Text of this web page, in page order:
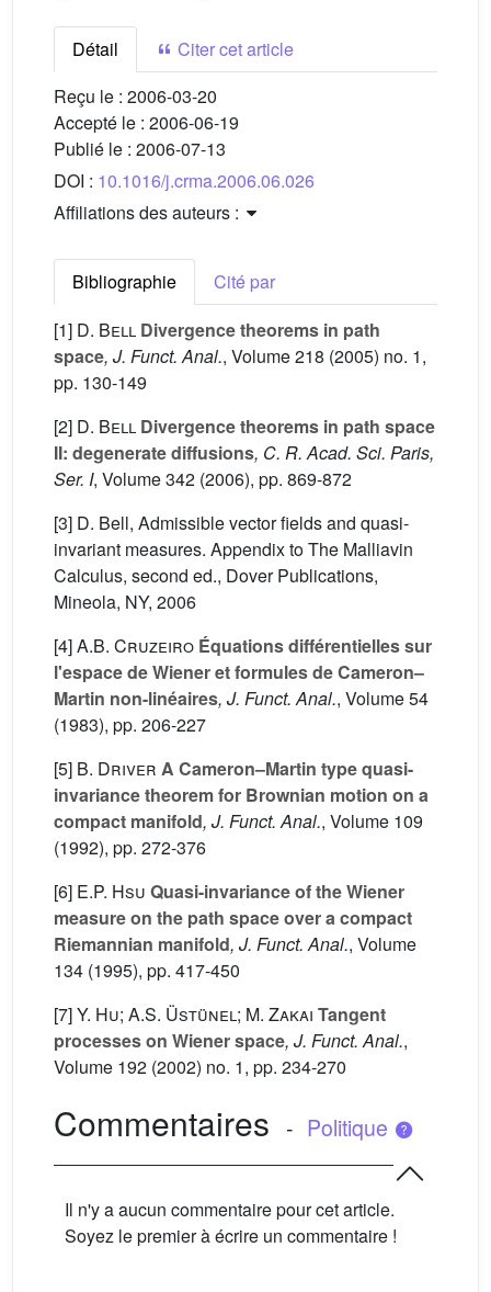
Détail
Citer cet article
Reçu le : 2006-03-20
Accepté le : 2006-06-19
Publié le : 2006-07-13
DOI : 10.1016/j.crma.2006.06.026
Affiliations des auteurs :
Bibliographie
Cité par
[1] D. Bell Divergence theorems in path
space, J. Funct. Anal., Volume 218 (2005) no. 1,
pp. 130-149
[2] D. Bell Divergence theorems in path space
II: degenerate diffusions, C. R. Acad. Sci. Paris,
Ser. I, Volume 342 (2006), pp. 869-872
[3] D. Bell, Admissible vector fields and quasi-
invariant measures. Appendix to The Malliavin
Calculus, second ed., Dover Publications,
Mineola, NY, 2006
[4]A.B. Cruzeiro Équations différentielles sur
l'espace de Wiener et formules de Cameron–
Martin non-linéaires, J. Funct. Anal., Volume 54
(1983), pp. 206-227
[5] B. Driver A Cameron–Martin type quasi-
invariance theorem for Brownian motion on a
compact manifold, J. Funct. Anal., Volume 109
(1992), pp. 272-376
[6] E.P. Hsu Quasi-invariance of the Wiener
measure on the path space over a compact
Riemannian manifold, J. Funct. Anal., Volume
134 (1995), pp. 417-450
[7]Y. Hu; A.S. Üstünel; M. Zakai Tangent
processes on Wiener space, J. Funct. Anal.,
Volume 192 (2002) no. 1, pp. 234-270
Commentaires - Politique
Il n'y a aucun commentaire pour cet article.
Soyez le premier à écrire un commentaire !